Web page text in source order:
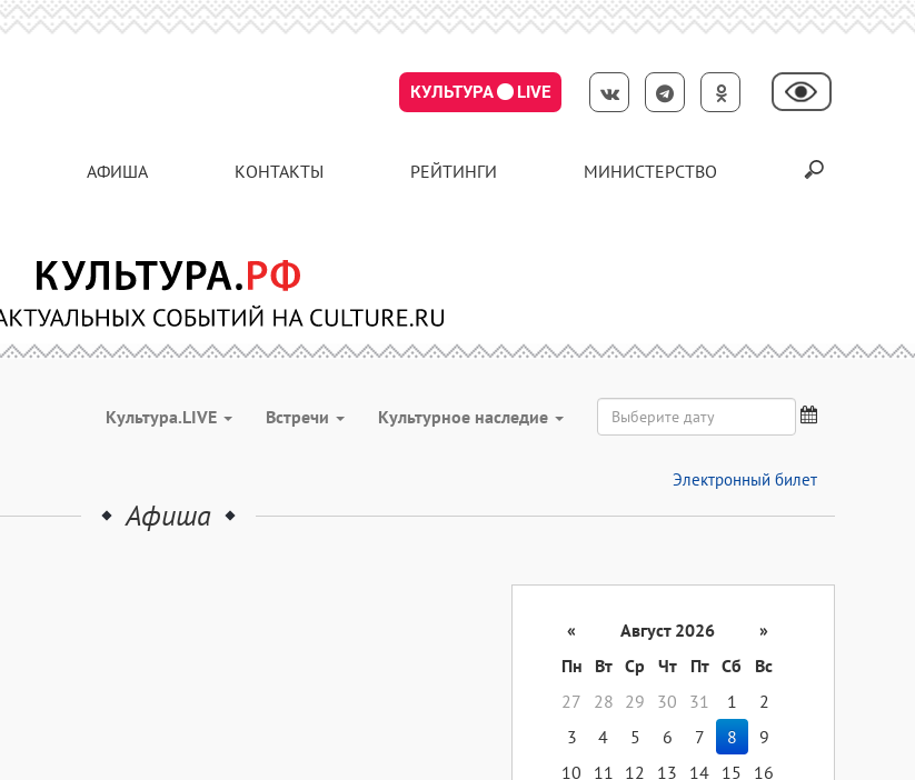
КУЛЬТУРА LIVE
АФИША КОНТАКТЫ РЕЙТИНГИ МИНИСТЕРСТВО
Культура.LIVE Встречи Культурное наследие
Электронный билет
Афиша
« Август 2026
»
Пн
Вт Ср Чт Пт Сб
Вс
27
28 29 30 31 1
2
3
4 5 6 7 8
9
10
11 12 13 14 15
16